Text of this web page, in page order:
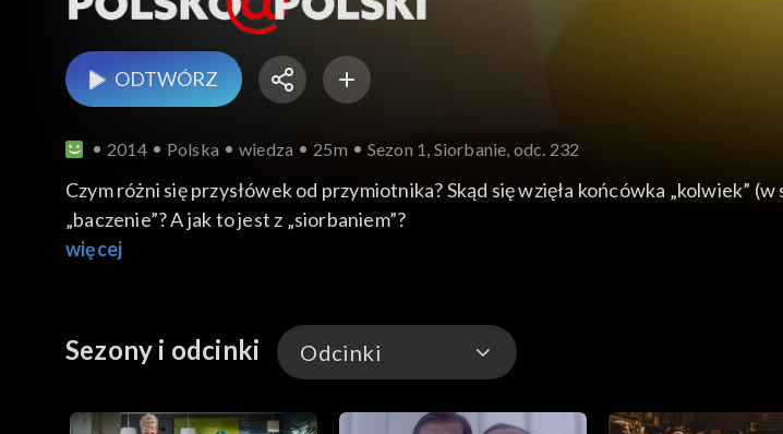
ODTWÓRZ
2014 Polska wiedza 25m Sezon 1, Siorbanie, odc. 232
Czym różni się przysłówek od przymiotnika? Skąd się wzięła końcówka „kolwiek”
„baczenie”? A jak to jest z „siorbaniem”?
więcej
Sezony i odcinki Odcinki
Odcinki